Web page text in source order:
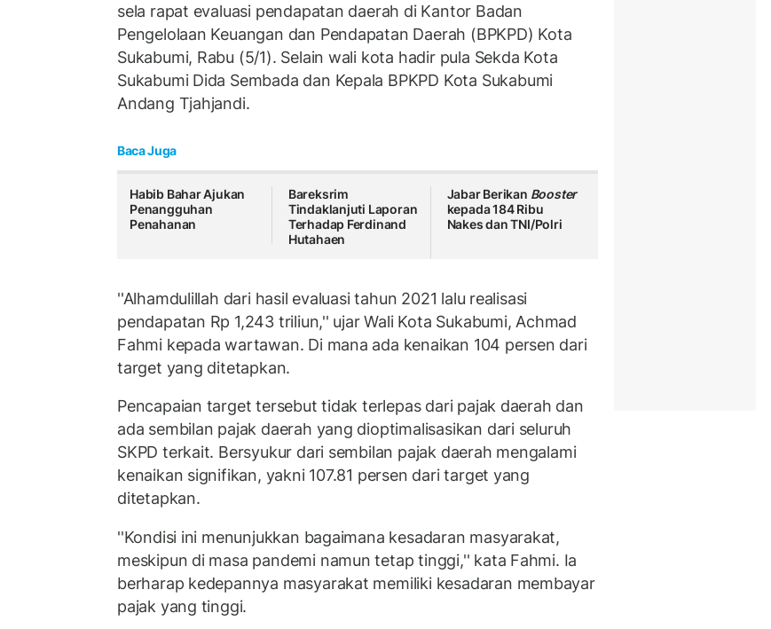
sela rapat evaluasi pendapatan daerah di Kantor Badan
Pengelolaan Keuangan dan Pendapatan Daerah (BPKPD) Kota
Sukabumi, Rabu (5/1). Selain wali kota hadir pula Sekda Kota
Sukabumi Dida Sembada dan Kepala BPKPD Kota Sukabumi
Andang Tjahjandi.
Baca Juga
Habib Bahar Ajukan
Penangguhan
Penahanan
Bareksrim
Tindaklanjuti Laporan
Terhadap Ferdinand
Hutahaen
Jabar Berikan Booster
kepada 184 Ribu
Nakes dan TNI/Polri
''Alhamdulillah dari hasil evaluasi tahun 2021 lalu realisasi
pendapatan Rp 1,243 triliun,'' ujar Wali Kota Sukabumi, Achmad
Fahmi kepada wartawan. Di mana ada kenaikan 104 persen dari
target yang ditetapkan.
Pencapaian target tersebut tidak terlepas dari pajak daerah dan
ada sembilan pajak daerah yang dioptimalisasikan dari seluruh
SKPD terkait. Bersyukur dari sembilan pajak daerah mengalami
kenaikan signifikan, yakni 107.81 persen dari target yang
ditetapkan.
''Kondisi ini menunjukkan bagaimana kesadaran masyarakat,
meskipun di masa pandemi namun tetap tinggi,'' kata Fahmi. Ia
berharap kedepannya masyarakat memiliki kesadaran membayar
pajak yang tinggi.